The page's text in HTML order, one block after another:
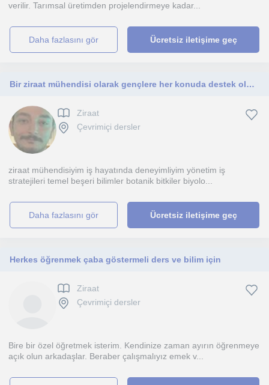
verilir. Tarımsal üretimden projelendirmeye kadar...
daha fazlasını gör Ücretsiz iletişime geç
Bir ziraat mühendisi olarak gençlere her konuda destek olmak isterim
Ziraat
Çevrimiçi dersler
ziraat mühendisiyim iş hayatında deneyimliyim yönetim iş
stratejileri temel beşeri bilimler botanik bitkiler biyolo...
daha fazlasını gör Ücretsiz iletişime geç
Herkes öğrenmek çaba göstermeli ders ve bilim için
Ziraat
Çevrimiçi dersler
Bire bir özel öğretmek isterim. Kendinize zaman ayırın öğrenmeye
açık olun arkadaşlar. Beraber çalışmalıyız emek v...